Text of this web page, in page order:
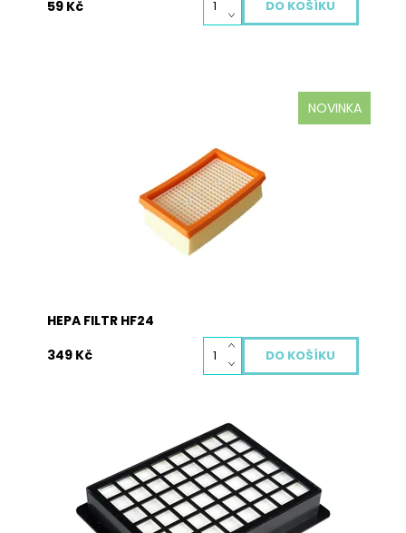
59 Kč
NOVINKA
vysavače. Zachycuje i ty nejjemnější prachové
částice a alergeny, které rozhodně do vašeho
domu nepatří. Hepa filtr je potřeba pravidelně
měnit, aby chránil vaše zdraví i životnost vašeho
vysavače. Vyměněný...
Skladem
2039S
HEPA FILTR HF24
349 Kč
Hepa filtr je nedílnou součástí každého dobrého
vysavače. Zachycuje i ty nejjemnější prachové
částice a alergeny, které rozhodně do vašeho
domu nepatří. Hepa filtr je potřeba pravidelně
měnit, aby chránil vaše zdraví i životnost vašeho
vysavače. Vyměněný...